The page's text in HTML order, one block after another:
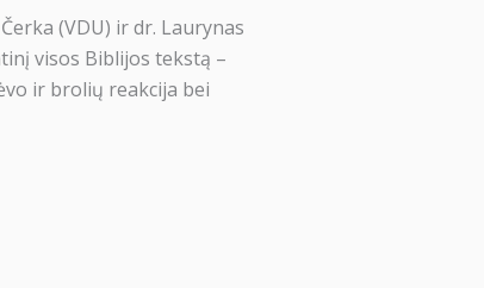
(VDU) ir dr. Laurynas
visos Biblijos tekstą –
ir brolių reakcija bei